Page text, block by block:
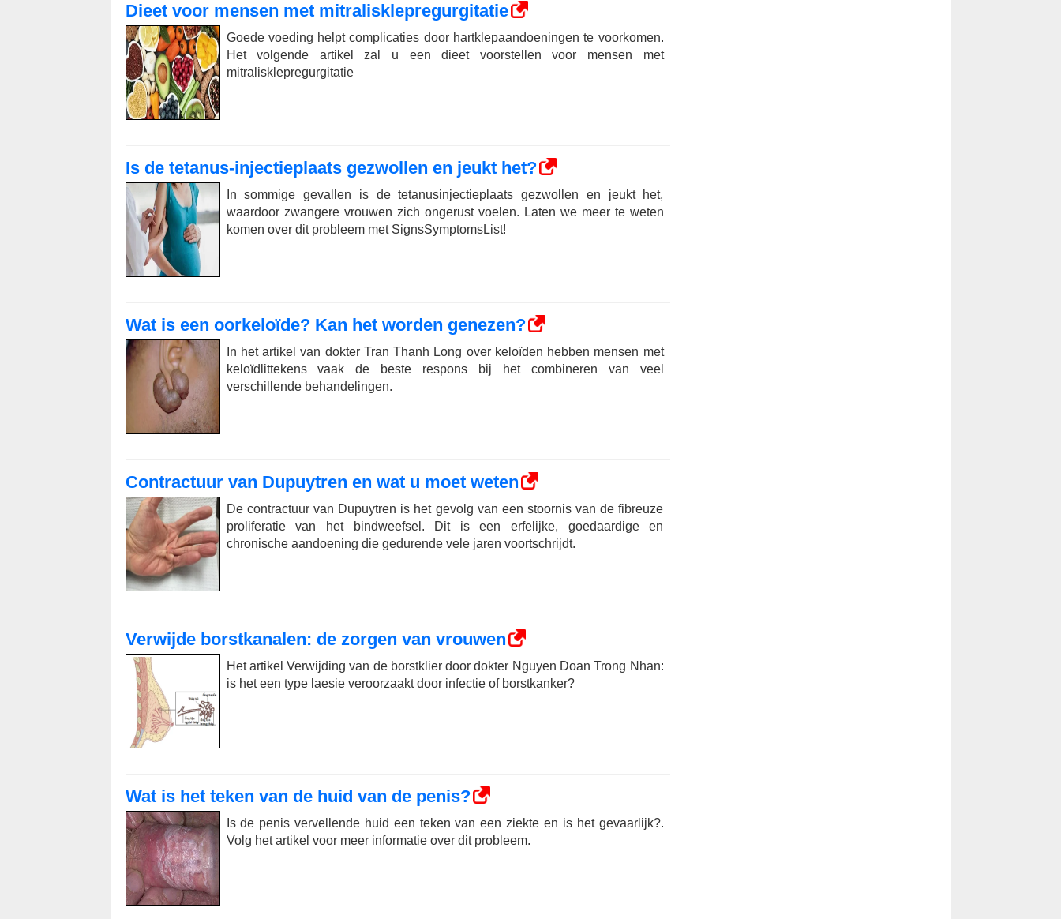
Dieet voor mensen met mitralisklepregurgitatie
Goede voeding helpt complicaties door hartklepaandoeningen te voorkomen.
Het volgende artikel zal u een dieet voorstellen voor mensen met
mitralisklepregurgitatie
Is de tetanus-injectieplaats gezwollen en jeukt het?
In sommige gevallen is de tetanusinjectieplaats gezwollen en jeukt het,
waardoor zwangere vrouwen zich ongerust voelen. Laten we meer te weten
komen over dit probleem met SignsSymptomsList!
Wat is een oorkeloïde? Kan het worden genezen?
In het artikel van dokter Tran Thanh Long over keloïden hebben mensen met
keloïdlittekens vaak de beste respons bij het combineren van veel
verschillende behandelingen.
Contractuur van Dupuytren en wat u moet weten
De contractuur van Dupuytren is het gevolg van een stoornis van de fibreuze
proliferatie van het bindweefsel. Dit is een erfelijke, goedaardige en
chronische aandoening die gedurende vele jaren voortschrijdt.
Verwijde borstkanalen: de zorgen van vrouwen
Het artikel Verwijding van de borstklier door dokter Nguyen Doan Trong Nhan:
is het een type laesie veroorzaakt door infectie of borstkanker?
Wat is het teken van de huid van de penis?
Is de penis vervellende huid een teken van een ziekte en is het gevaarlijk?.
Volg het artikel voor meer informatie over dit probleem.